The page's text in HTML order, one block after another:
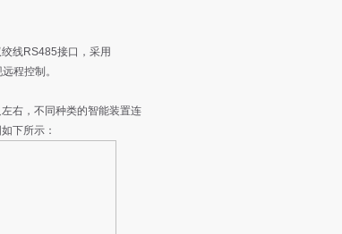
线RS485接口，采用
程控制。
右，不同种类的智能装置连
下所示：